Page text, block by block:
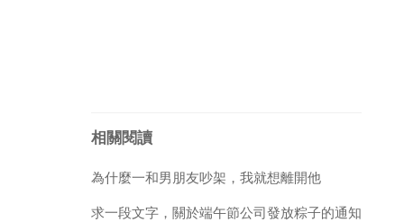
相關閱讀
為什麼一和男朋友吵架，我就想離開他
求一段文字，關於端午節公司發放粽子的通知